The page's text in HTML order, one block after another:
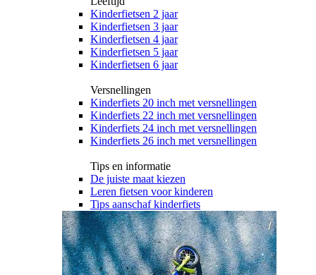
Kinderfietsen 2 jaar
Kinderfietsen 3 jaar
Kinderfietsen 4 jaar
Kinderfietsen 5 jaar
Kinderfietsen 6 jaar
Versnellingen
Kinderfiets 20 inch met versnellingen
Kinderfiets 22 inch met versnellingen
Kinderfiets 24 inch met versnellingen
Kinderfiets 26 inch met versnellingen
Tips en informatie
De juiste maat kiezen
Leren fietsen voor kinderen
Tips aanschaf kinderfiets